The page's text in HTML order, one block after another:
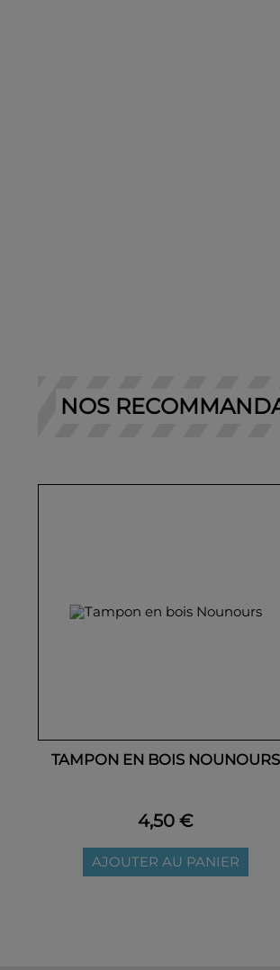
NOS
TAMPON EN BOIS NOUNOURS
4,50 €
AJOUTER AU PANIER